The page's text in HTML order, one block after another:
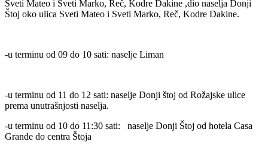
Sveti Mateo i Sveti Marko, Reč, Kodre Dakine ,dio naselja Donji
Štoj oko ulica Sveti Mateo i Sveti Marko, Reč, Kodre Dakine.
-u terminu od 09 do 10 sati: naselje Liman
-u terminu od 11 do 12 sati: naselje Donji štoj od Rožajske ulice
prema unutrašnjosti naselja.
-u terminu od 10 do 11:30 sati: naselje Donji Štoj od hotela Casa
Grande do centra Štoja